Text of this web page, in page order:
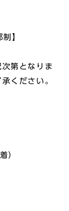
】
第となりま
ください。
）